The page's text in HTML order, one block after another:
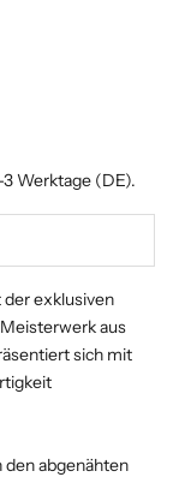
Werktage (DE).
der exklusiven
aus
sich mit
den abgenähten